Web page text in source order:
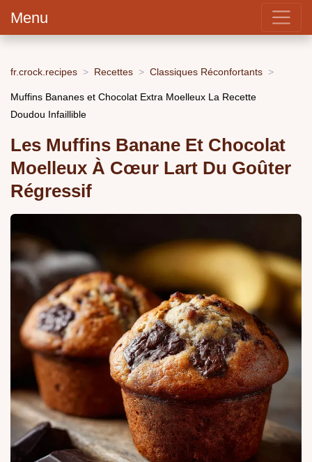
Menu
fr.crock.recipes Recettes Classiques Réconfortants
Muffins Bananes et Chocolat Extra Moelleux La Recette
Doudou Infaillible
Les Muffins Banane Et Chocolat
Moelleux À Cœur Lart Du Goûter
Régressif